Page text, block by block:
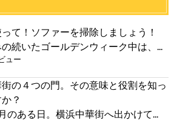
て！ソファーを掃除しましょう！
続いたゴールデンウィーク中は、...
ュー
の４つの門。その意味と役割を知っ
？
のある日。横浜中華街へ出かけて...